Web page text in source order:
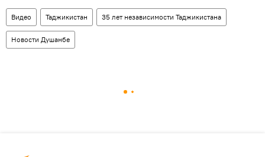
Видео Таджикистан 35 лет независимости Таджикистана
Новости Душанбе